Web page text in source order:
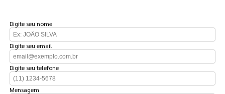
Digite seu nome
Digite seu email
Digite seu telefone
Mensagem